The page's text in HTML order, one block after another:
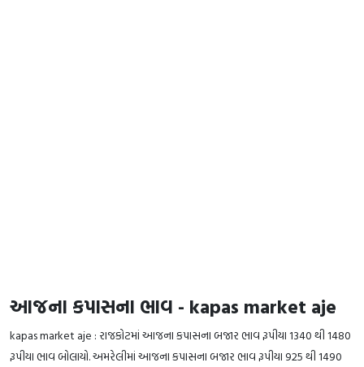
­­­આજના કપાસના ભાવ - kapas market aje
kapas market aje : રાજકોટમાં આજના કપાસના બજાર ભાવ રૂપીયા 1340 થી 1480
રૂપીયા ભાવ બોલાયો. અમરેલીમાં આજના કપાસના બજાર ભાવ રૂપીયા 925 થી 1490